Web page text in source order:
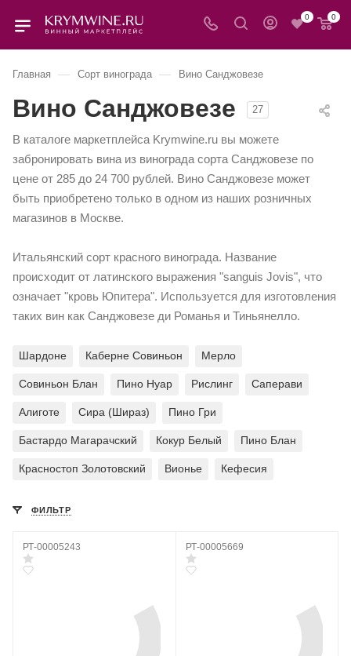
0 0
Главная — Сорт винограда — Вино Санджовезе
Вино Санджовезе 27
В каталоге маркетплейса Krymwine.ru вы можете
забронировать вина из винограда сорта Санджовезе по
цене от 285 до 24 700 рублей. Вино Санджовезе может
быть приобретено только в одном из наших розничных
магазинов в Москве.
Итальянский сорт красного винограда. Название
происходит от латинского выражения "sanguis Jovis", что
означает "кровь Юпитера". Используется для изготовления
таких вин как Санджовезе ди Романья и Тиньянелло.
Шардоне Каберне Совиньон Мерло
Совиньон Блан Пино Нуар Рислинг Саперави
Алиготе Сира (Шираз) Пино Гри
Бастардо Магарачский Кокур Белый Пино Блан
Красностоп Золотовский Вионье Кефесия
ФИЛЬТР
РТ-00005243 РТ-00005669